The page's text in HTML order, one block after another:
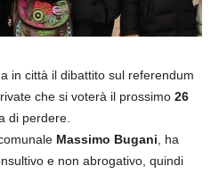
in città il dibattito sul referendum
che si voterà il prossimo 26
di perdere.
Massimo Bugani , ha
e non abrogativo, quindi